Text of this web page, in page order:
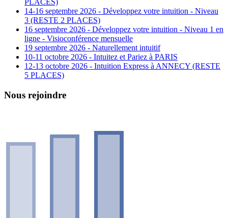
14-16 septembre 2026 - Développez votre intuition - Niveau
3 (RESTE 2 PLACES)
16 septembre 2026 - Développez votre intuition - Niveau 1 en
ligne - Visioconférence mensuelle
19 septembre 2026 - Naturellement intuitif
10-11 octobre 2026 - Intuitez et Pariez à PARIS
12-13 octobre 2026 - Intuition Express à ANNECY (RESTE
5 PLACES)
Nous rejoindre